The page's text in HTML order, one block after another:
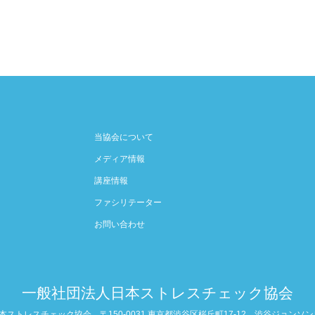
当協会について
メディア情報
講座情報
ファシリテーター
お問い合わせ
一般社団法人日本ストレスチェック協会